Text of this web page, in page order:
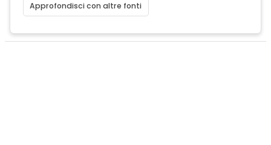
Approfondisci con altre fonti